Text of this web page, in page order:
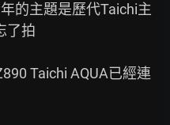
的主題是歷代Taichi主
了拍
Taichi AQUA已經連